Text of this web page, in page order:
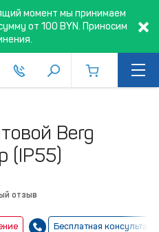
момент мы принимаем
от 100 BYN. Приносим
Berg
(IP55)
отзыв
Бесплатная